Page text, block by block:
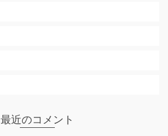
最近のコメント